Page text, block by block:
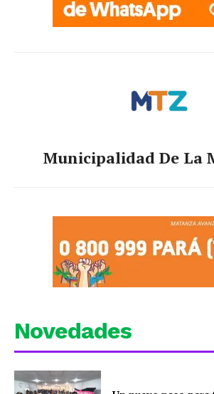
Municipalidad De La
Novedades